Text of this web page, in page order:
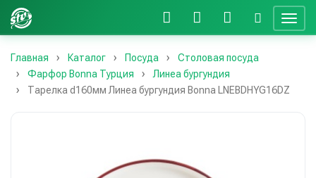
Главная Каталог Посуда
Столовая посуда
Фарфор Bonna Турция
Линеа бургундия
Тарелка d160мм Линеа бургундия Bonna LNEBDHYG16DZ